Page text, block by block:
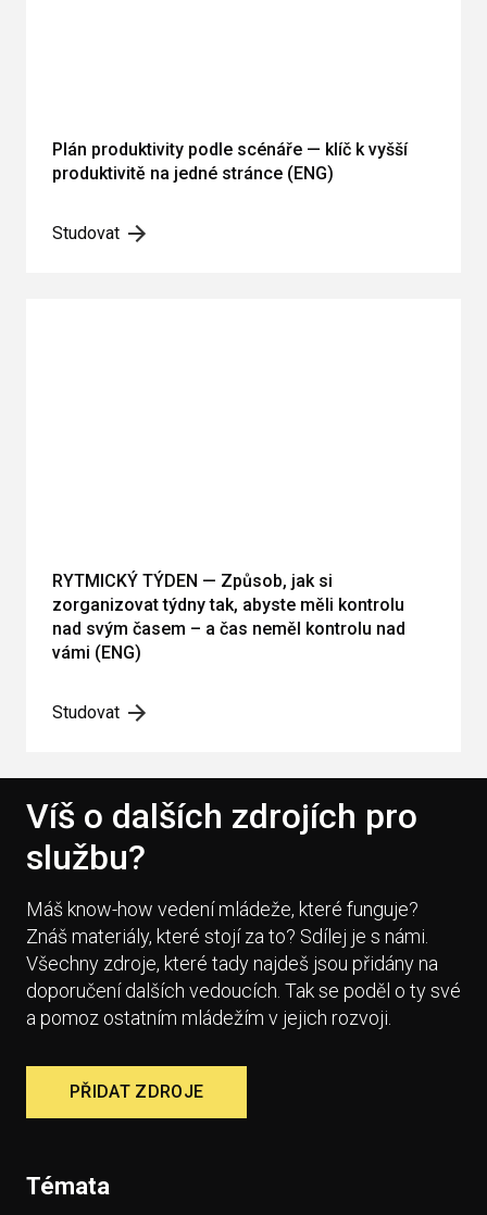
Plán produktivity podle scénáře — klíč k vyšší
produktivitě na jedné stránce (ENG)
Studovat
RYTMICKÝ TÝDEN — Způsob, jak si
zorganizovat týdny tak, abyste měli kontrolu
nad svým časem – a čas neměl kontrolu nad
vámi (ENG)
Studovat
Víš o dalších zdrojích pro
službu?
Máš know-how vedení mládeže, které funguje?
Znáš materiály, které stojí za to? Sdílej je s námi.
Všechny zdroje, které tady najdeš jsou přidány na
doporučení dalších vedoucích. Tak se poděl o ty své
a pomoz ostatním mládežím v jejich rozvoji.
PŘIDAT ZDROJE
Témata